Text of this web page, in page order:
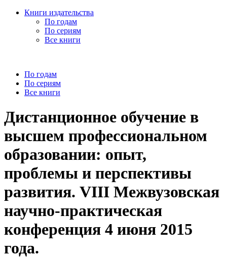
Книги издательства
По годам
По сериям
Все книги
По годам
По сериям
Все книги
Дистанционное обучение в
высшем профессиональном
образовании: опыт,
проблемы и перспективы
развития. VIII Межвузовская
научно-практическая
конференция 4 июня 2015
года.